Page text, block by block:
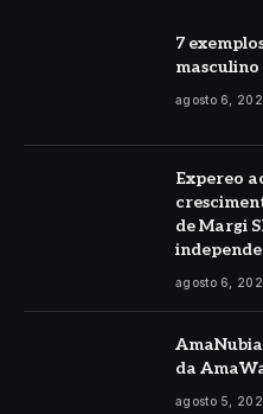
7
agosto 6,
Expereo
de Margi
agosto 6,
da
agosto 5,